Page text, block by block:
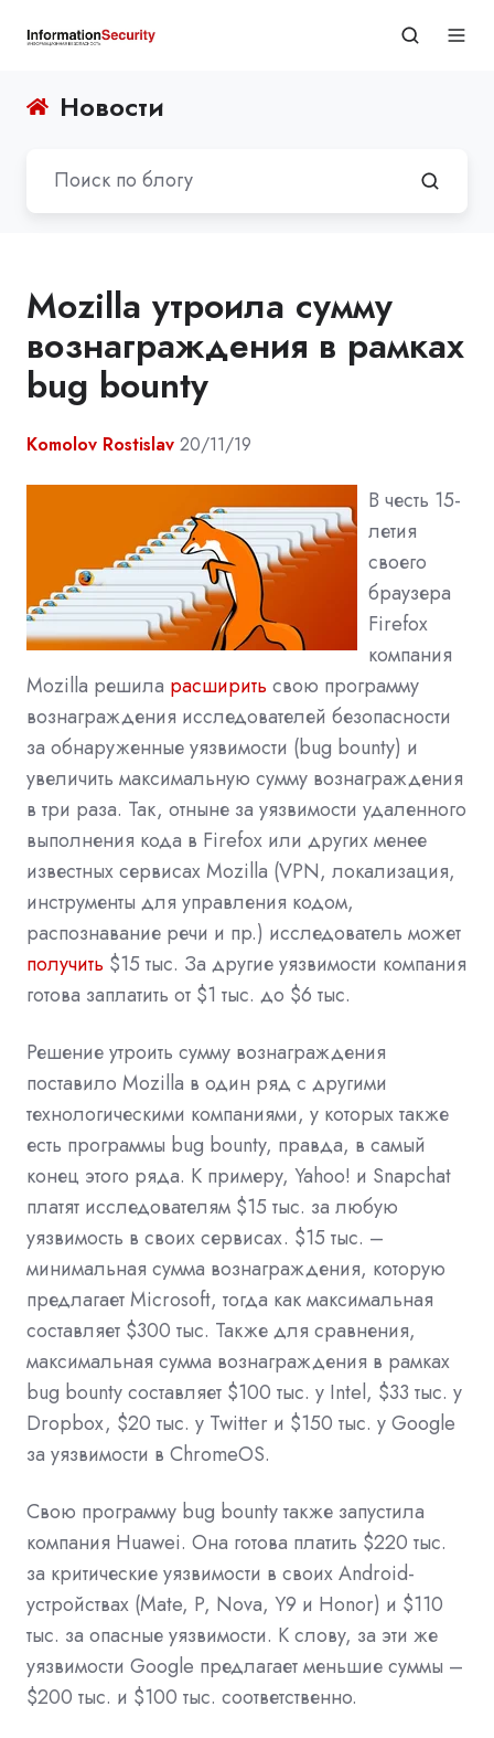
Новости
Mozilla утроила сумму
вознаграждения в рамках
bug bounty
Komolov Rostislav 20/11/19
В честь 15-
летия
своего
браузера
Firefox
компания
Mozilla решила расширить свою программу
вознаграждения исследователей безопасности
за обнаруженные уязвимости (bug bounty) и
увеличить максимальную сумму вознаграждения
в три раза. Так, отныне за уязвимости удаленного
выполнения кода в Firefox или других менее
известных сервисах Mozilla (VPN, локализация,
инструменты для управления кодом,
распознавание речи и пр.) исследователь может
получить $15 тыс. За другие уязвимости компания
готова заплатить от $1 тыс. до $6 тыс.
Решение утроить сумму вознаграждения
поставило Mozilla в один ряд с другими
технологическими компаниями, у которых также
есть программы bug bounty, правда, в самый
конец этого ряда. К примеру, Yahoo! и Snapchat
платят исследователям $15 тыс. за любую
уязвимость в своих сервисах. $15 тыс. –
минимальная сумма вознаграждения, которую
предлагает Microsoft, тогда как максимальная
составляет $300 тыс. Также для сравнения,
максимальная сумма вознаграждения в рамках
bug bounty составляет $100 тыс. у Intel, $33 тыс. у
Dropbox, $20 тыс. у Twitter и $150 тыс. у Google
за уязвимости в ChromeOS.
Свою программу bug bounty также запустила
компания Huawei. Она готова платить $220 тыс.
за критические уязвимости в своих Android-
устройствах (Mate, P, Nova, Y9 и Honor) и $110
тыс. за опасные уязвимости. К слову, за эти же
уязвимости Google предлагает меньшие суммы –
$200 тыс. и $100 тыс. соответственно.